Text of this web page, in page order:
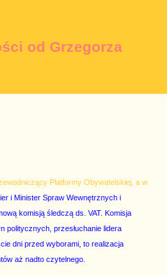
od Grzegorza
Platformy Obywatelskiej, a w
i Minister Spraw Wewnętrznych i
komisją śledczą ds. VAT. Komisja
politycznych, przesłuchanie lidera
dni przed wyborami, to realizacja
aż nadto czytelnego.